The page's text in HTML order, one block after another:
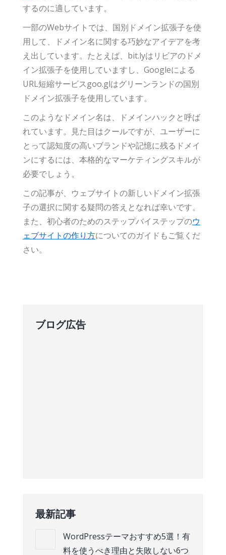
するのに適しています。
一部のWebサイトでは、国別ドメイン拡張子を使
用して、ドメイン名に関する巧妙なアイデアを考
え出しています。たとえば、bit.lyはリビアのドメ
イン拡張子を使用していますし、Googleによる
URL短縮サービスgoo.glはグリーンランドの国別
ドメイン拡張子を使用しています。
このようなドメイン名は、ドメインハックと呼ば
れています。見た目はクールですが、ユーザーに
とって認知度の高いブランドや記憶に残るドメイ
ンにするには、本格的なマーケティングスキルが
必要でしょう。
この記事が、ウェブサイトの新しいドメイン拡張
子の選択に関する疑問の答えとなれば幸いです。
また、初心者のためのステップバイステップのウ
ェブサイトの作り方についてのガイドもご覧くだ
さい。
ブログ広告
最新記事
WordPressテーマおすすめ5選！有
料を使うべき理由と失敗しない6つ